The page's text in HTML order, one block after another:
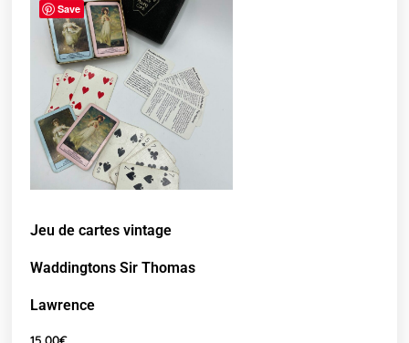
Save
Jeu de cartes vintage
Waddingtons Sir Thomas
Lawrence
15,00€